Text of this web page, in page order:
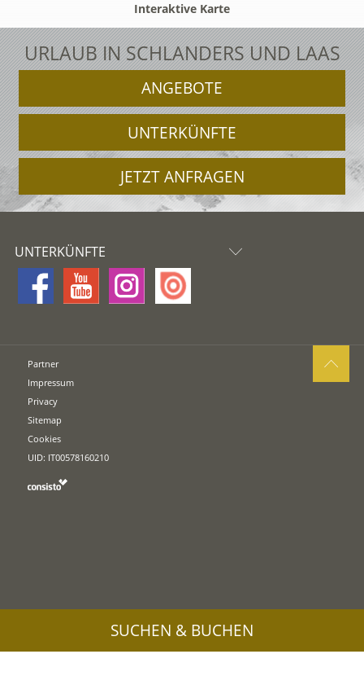
Interaktive Karte
URLAUB IN SCHLANDERS UND LAAS
ANGEBOTE
UNTERKÜNFTE
JETZT ANFRAGEN
UNTERKÜNFTE
Partner
Impressum
Privacy
Sitemap
Cookies
UID: IT00578160210
SUCHEN & BUCHEN